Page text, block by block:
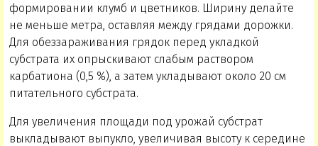
формировании клумб и цветников. Ширину делайте
не меньше метра, оставляя между грядами дорожки.
Для обеззараживания грядок перед укладкой
субстрата их опрыскивают слабым раствором
карбатиона (0,5 %), а затем укладывают около 20 см
питательного субстрата.
Для увеличения площади под урожай субстрат
выкладывают выпукло, увеличивая высоту к середине